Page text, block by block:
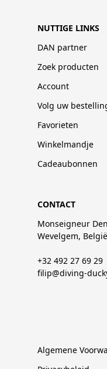
NUTTIGE LINKS
DAN partner
Zoek producten
Account
Volg uw
Favorieten
Winkelmandje
Cadeaubonnen
CONTACT
Monseigneur
Wevelgem, België
+32 492 27 69 29
filip@diving-
Algemene